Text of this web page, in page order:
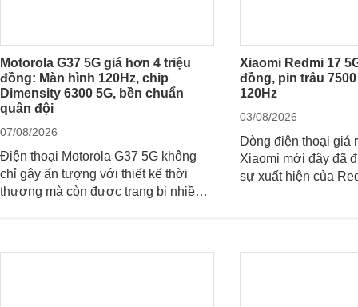
Motorola G37 5G giá hơn 4 triệu
đồng: Màn hình 120Hz, chip
Dimensity 6300 5G, bền chuẩn
quân đội
07/08/2026
Điện thoại Motorola G37 5G không
chỉ gây ấn tượng với thiết kế thời
thượng mà còn được trang bị nhiều
Xiaomi Redmi 17
đồng, pin trâu
120Hz
03/08/2026
Dòng điện thoại giá
Xiaomi mới đây đã
sự xuất hiện của